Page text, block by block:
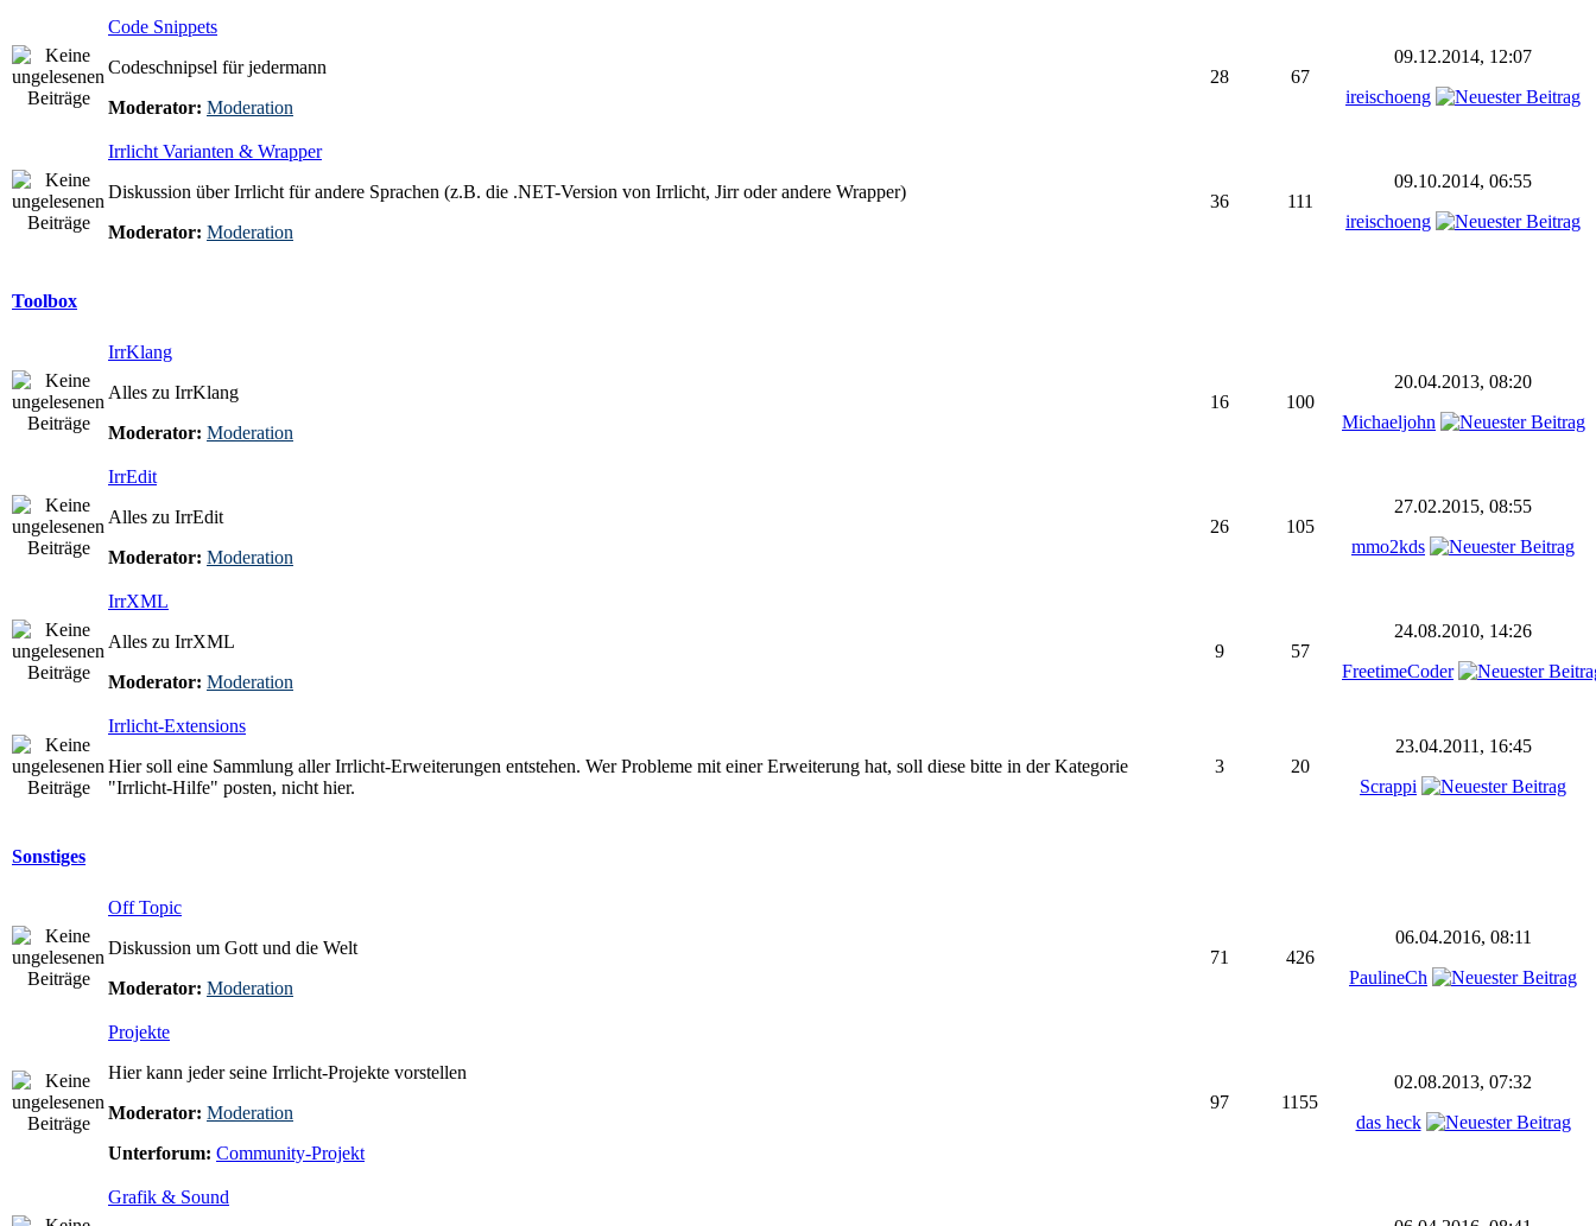
Code Snippets
Codeschnipsel für jedermann
Moderator: Moderation
28 67
09.12.2014, 12:07
ireischoeng
Irrlicht Varianten & Wrapper
Diskussion über Irrlicht für andere Sprachen (z.B. die .NET-Version von Irrlicht, Jirr oder andere Wrapper)
Moderator: Moderation
36 111
09.10.2014, 06:55
ireischoeng
Toolbox
IrrKlang
Alles zu IrrKlang
Moderator: Moderation
16 100
20.04.2013, 08:20
Michaeljohn
IrrEdit
Alles zu IrrEdit
Moderator: Moderation
26 105
27.02.2015, 08:55
mmo2kds
IrrXML
Alles zu IrrXML
Moderator: Moderation
9 57
24.08.2010, 14:26
FreetimeCoder
Irrlicht-Extensions
Hier soll eine Sammlung aller Irrlicht-Erweiterungen entstehen. Wer Probleme mit einer Erweiterung hat, soll diese bitte in der Kategorie
"Irrlicht-Hilfe" posten, nicht hier.
3 20
23.04.2011, 16:45
Scrappi
Sonstiges
Off Topic
Diskussion um Gott und die Welt
Moderator: Moderation
71 426
06.04.2016, 08:11
PaulineCh
Projekte
Hier kann jeder seine Irrlicht-Projekte vorstellen
Moderator: Moderation
Unterforum: Community-Projekt
97 1155
02.08.2013, 07:32
das heck
Grafik & Sound